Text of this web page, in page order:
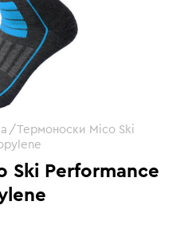
Ski Performance
Термоноски Mico Ski